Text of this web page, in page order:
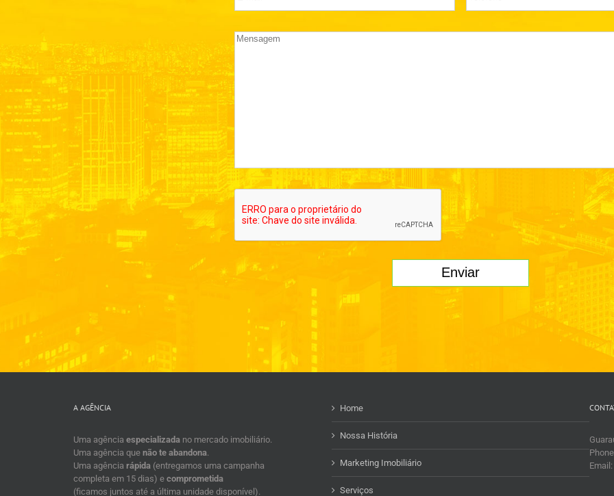
A AGÊNCIA
Uma agência especializada no mercado imobiliário.
Uma agência que não te abandona.
Uma agência rápida (entregamos uma campanha
completa em 15 dias) e comprometida
(ficamos juntos até a última unidade disponível).
Home
Nossa História
Marketing Imobiliário
Serviços